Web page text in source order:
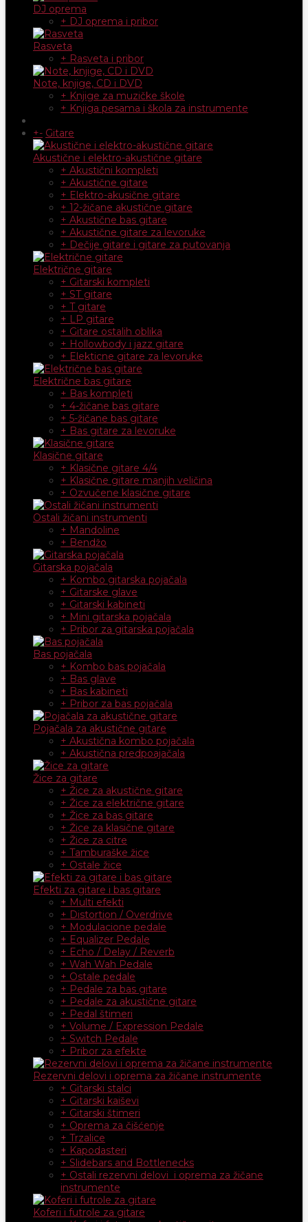
DJ oprema
+ DJ oprema i pribor
Rasveta
+ Rasveta i pribor
Note, knjige, CD i DVD
+ Knjige za muzičke škole
+ Knjiga pesama i škola za instrumente
+- Gitare
Akustične i elektro-akustične gitare
+ Akustični kompleti
+ Akustične gitare
+ Elektro-akusične gitare
+ 12-žičane akustične gitare
+ Akustične bas gitare
+ Akustične gitare za levoruke
+ Dečije gitare i gitare za putovanja
Električne gitare
+ Gitarski kompleti
+ ST gitare
+ T gitare
+ LP gitare
+ Gitare ostalih oblika
+ Hollowbody i jazz gitare
+ Elekticne gitare za levoruke
Električne bas gitare
+ Bas kompleti
+ 4-žičane bas gitare
+ 5-žičane bas gitare
+ Bas gitare za levoruke
Klasične gitare
+ Klasične gitare 4/4
+ Klasične gitare manjih veličina
+ Ozvučene klasične gitare
Ostali žičani instrumenti
+ Mandoline
+ Bendžo
Gitarska pojačala
+ Kombo gitarska pojačala
+ Gitarske glave
+ Gitarski kabineti
+ Mini gitarska pojačala
+ Pribor za gitarska pojačala
Bas pojačala
+ Kombo bas pojačala
+ Bas glave
+ Bas kabineti
+ Pribor za bas pojačala
Pojačala za akustične gitare
+ Akustična kombo pojačala
+ Akustična predpoajačala
Žice za gitare
+ Žice za akustične gitare
+ Žice za električne gitare
+ Žice za bas gitare
+ Žice za klasične gitare
+ Žice za citre
+ Tamburaške žice
+ Ostale žice
Efekti za gitare i bas gitare
+ Multi efekti
+ Distortion / Overdrive
+ Modulacione pedale
+ Equalizer Pedale
+ Echo / Delay / Reverb
+ Wah Wah Pedale
+ Ostale pedale
+ Pedale za bas gitare
+ Pedale za akustične gitare
+ Pedal štimeri
+ Volume / Expression Pedale
+ Switch Pedale
+ Pribor za efekte
Rezervni delovi i oprema za žičane instrumente
+ Gitarski stalci
+ Gitarski kaiševi
+ Gitarski štimeri
+ Oprema za čišćenje
+ Trzalice
+ Kapodasteri
+ Slidebars and Bottlenecks
+ Ostali rezervni delovi i oprema za žičane
instrumente
Koferi i futrole za gitare